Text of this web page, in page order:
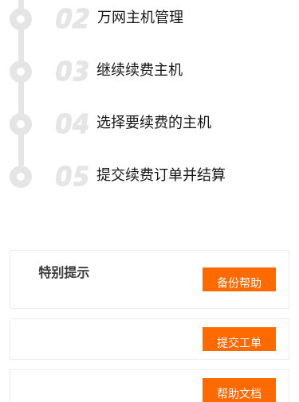
万网主机管理
继续续费主机
选择要续费的主机
提交续费订单并结算
特别提示
备份帮助
提交工单
帮助文档